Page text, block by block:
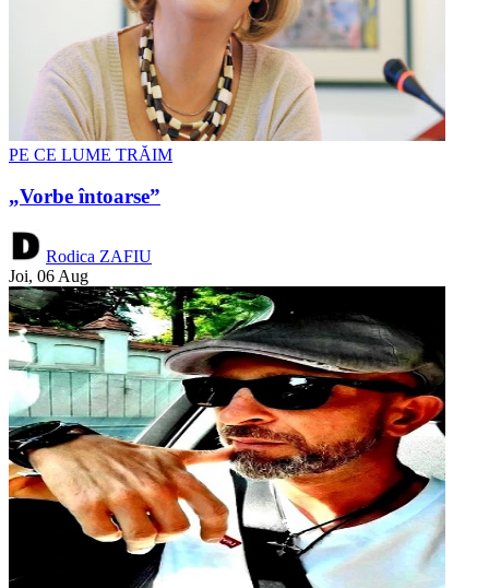
PE CE LUME TRĂIM
„Vorbe întoarse”
Rodica ZAFIU
Joi, 06 Aug